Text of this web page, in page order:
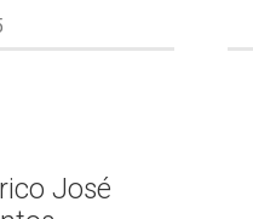
José